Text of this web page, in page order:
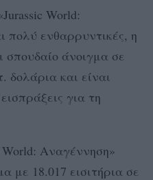
World:
πολύ ενθαρρυντικές, η
σπουδαίο άνοιγμα σε
δολάρια και είναι
για τη
Αναγέννηση»
με 18.017 εισιτήρια σε